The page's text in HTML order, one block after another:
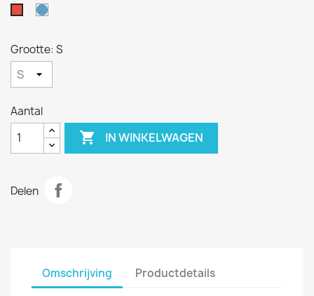
RoodAzuur
Grootte: S
Aantal
 IN WINKELWAGEN
Delen
Omschrijving Productdetails